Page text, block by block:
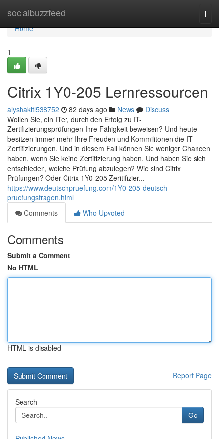
socialbuzzfeed
Home
Home
1
Citrix 1Y0-205 Lernressourcen
alyshakltl538752 82 days ago News
Discuss
Wollen Sie, ein ITer, durch den Erfolg zu IT-
Zertifizierungsprüfungen Ihre Fähigkeit beweisen? Und heute
besitzen immer mehr Ihre Freuden und Kommilitonen die IT-
Zertifizierungen. Und in diesem Fall können Sie weniger Chancen
haben, wenn Sie keine Zertifizierung haben. Und haben Sie sich
entschieden, welche Prüfung abzulegen? Wie sind Citrix
Prüfungen? Oder Citrix 1Y0-205 Zeritifizier...
https://www.deutschpruefung.com/1Y0-205-deutsch-
pruefungsfragen.html
Comments
Who Upvoted
Comments
Submit a Comment
No HTML
HTML is disabled
Report Page
Search
Go